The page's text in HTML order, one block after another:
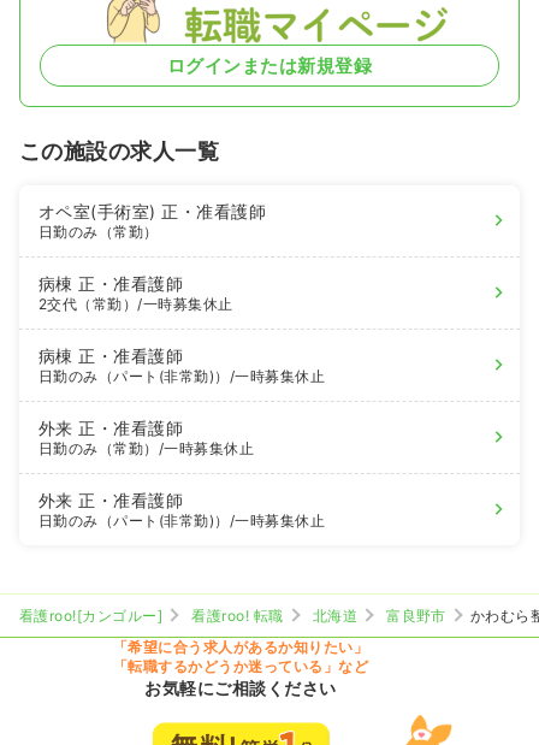
ログインまたは新規登録
この施設の求人一覧
オペ室(手術室)正・准看護師
日勤のみ（常勤）
病棟正・准看護師
2交代（常勤） /一時募集休止
病棟正・准看護師
日勤のみ（パート(非常勤)） /一時募集休止
外来正・准看護師
日勤のみ（常勤） /一時募集休止
外来正・准看護師
日勤のみ（パート(非常勤)） /一時募集休止
看護roo![カンゴルー] 看護roo! 転職 北海道 富良野市
かわむら
「希望に合う求人があるか知りたい」
「転職するかどうか迷っている」など
お気軽にご相談ください